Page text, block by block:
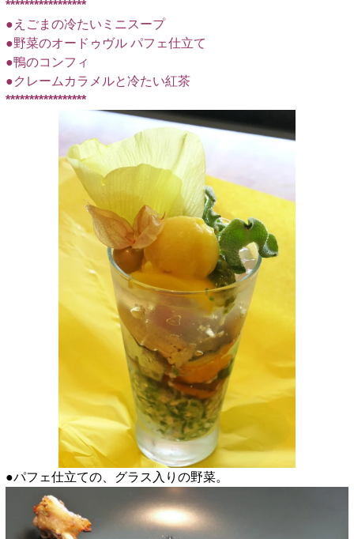
*****************
●えごまの冷たいミニスープ
●野菜のオードゥヴル パフェ仕立て
●鴨のコンフィ
●クレームカラメルと冷たい紅茶
*****************
●パフェ仕立ての、グラス入りの野菜。